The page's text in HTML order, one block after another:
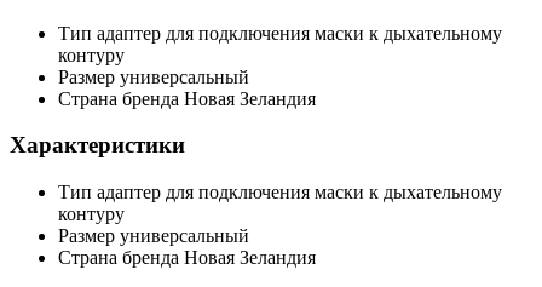
Тип адаптер для подключения маски к дыхательному
контуру
Размер универсальный
Страна бренда Новая Зеландия
Характеристики
Тип адаптер для подключения маски к дыхательному
контуру
Размер универсальный
Страна бренда Новая Зеландия